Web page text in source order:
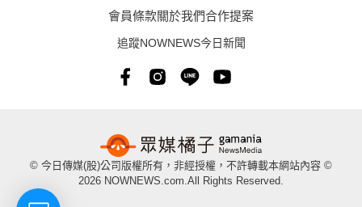
會員條款關於我們合作提案
追蹤NOWNEWS今日新聞
© 今日傳媒(股)公司版權所有，非經授權，不許轉載本網站內容 ©
2026 NOWNEWS.com.All Rights Reserved.